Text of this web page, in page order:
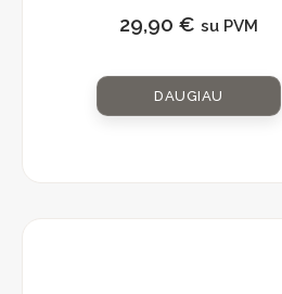
29,90 € su PVM
DAUGIAU